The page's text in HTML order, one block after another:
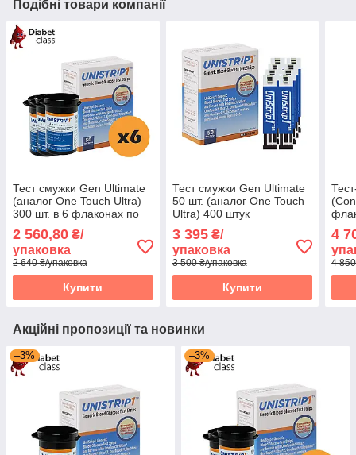
Подібні товари компанії
Тест смужки Gen Ultimate
(аналог One Touch Ultra)
300 шт. в 6 флаконах по
2 560,80 ₴/
упаковка
2 640 ₴/упаковка
Купити
Тест смужки Gen Ultimate
50 шт. (аналог One Touch
Ultra) 400 штук
3 395₴/
упаковка
3 500 ₴/упаковка
Купити
4
4
Акційні пропозиції та новинки
–3% –3%